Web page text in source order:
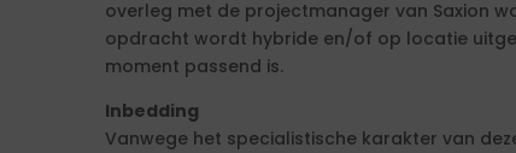
overleg met de projectmanager van Saxion
opdracht wordt hybride en/of op locatie
moment passend is.
Inbedding
Vanwege het specialistische karakter van